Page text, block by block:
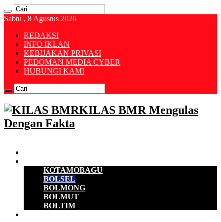
Sabtu , 8 Agustus 2026
REDAKSI
INFO IKLAN
KEBIJAKAN PRIVASI
PEDOMAN MEDIA CYBER
HUBUNGI KAMI
KILAS BMR Mengulas
Dengan Fakta
KOTAMOBAGU
BOLSEL
BOLMONG
BOLMUT
BOLTIM